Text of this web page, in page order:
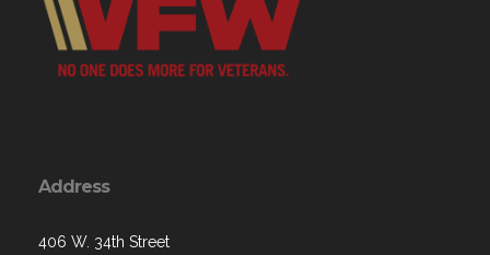
Address
406 W. 34th Street